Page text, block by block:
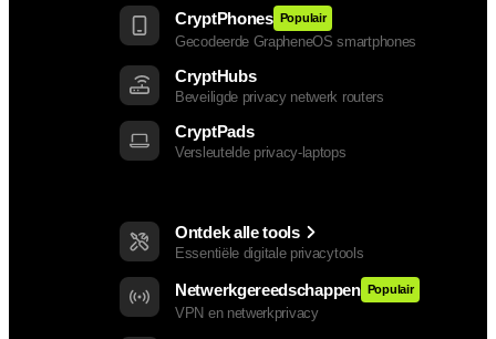
CryptPhones Populair
Gecodeerde GrapheneOS smartphones
CryptHubs
Beveiligde privacy netwerk routers
CryptPads
Versleutelde privacy-laptops
Ontdek alle tools
Essentiële digitale privacytools
Netwerkgereedschappen Populair
VPN en netwerkprivacy